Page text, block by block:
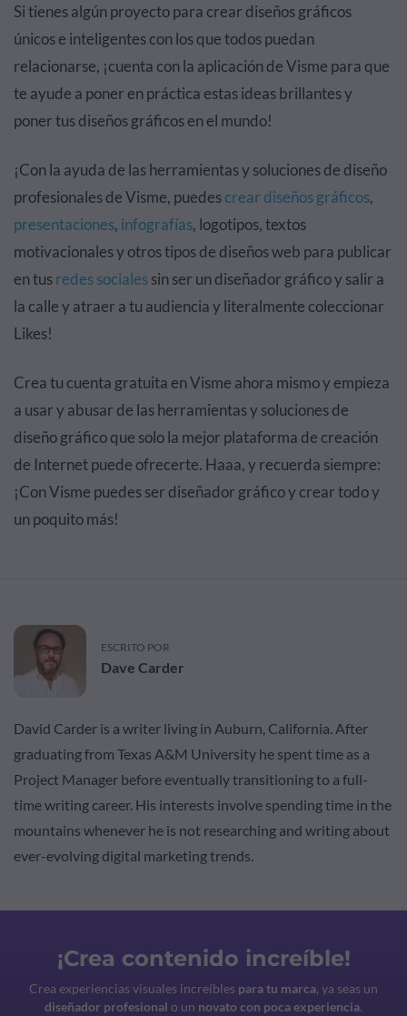
Si tienes algún proyecto para crear diseños gráficos
únicos e inteligentes con los que todos puedan
relacionarse, ¡cuenta con la aplicación de Visme para que
te ayude a poner en práctica estas ideas brillantes y
poner tus diseños gráficos en el mundo!
¡Con la ayuda de las herramientas y soluciones de diseño
profesionales de Visme, puedescrear diseños gráficos,
presentaciones, infografías, logotipos, textos
motivacionales y otros tipos de diseños web para publicar
en tusredes socialessin ser un diseñador gráfico y salir a
la calle y atraer a tu audiencia y literalmente coleccionar
Likes!
Crea tu cuenta gratuita en Visme ahora mismo y empieza
a usar y abusar de las herramientas y soluciones de
diseño gráfico que solo la mejor plataforma de creación
de Internet puede ofrecerte. Haaa, y recuerda siempre:
¡Con Visme puedes ser diseñador gráfico y crear todo y
un poquito más!
ESCRITO POR
Dave Carder
David Carder is a writer living in Auburn, California. After
graduating from Texas A&M University he spent time as a
Project Manager before eventually transitioning to a full-
time writing career. His interests involve spending time in the
mountains whenever he is not researching and writing about
ever-evolving digital marketing trends.
¡Crea contenido increíble!
Crea experiencias visuales increíbles para tu marca, ya seas un
diseñador profesional o un novato con poca experiencia.